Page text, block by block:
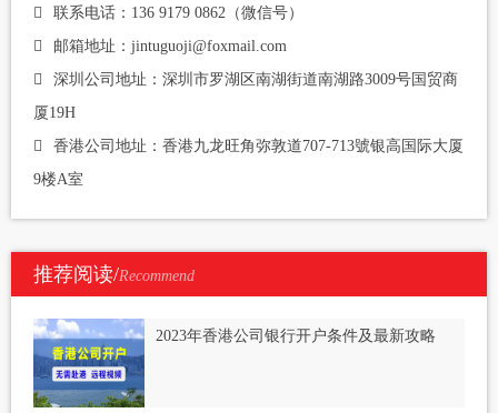
联系电话：136 9179 0862（微信号）
邮箱地址：jintuguoji@foxmail.com
深圳公司地址：深圳市罗湖区南湖街道南湖路3009号国贸商
厦19H
香港公司地址：香港九龙旺角弥敦道707-713號银高国际大厦
9楼A室
推荐阅读/Recommend
2023年香港公司银行开户条件及最新攻略